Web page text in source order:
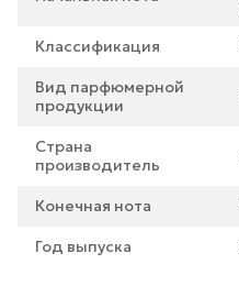
Классификация
Вид парфюмерной
продукции
Страна
производитель
Конечная нота
Год выпуска